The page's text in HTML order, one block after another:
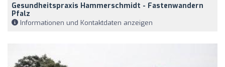
Gesundheitspraxis Hammerschmidt - Fastenwandern
Pfalz
Informationen und Kontaktdaten anzeigen